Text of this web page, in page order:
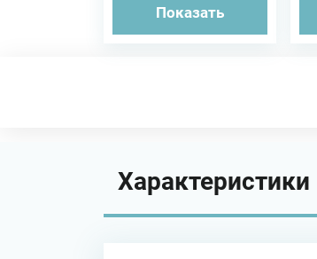
Показать
Характеристики